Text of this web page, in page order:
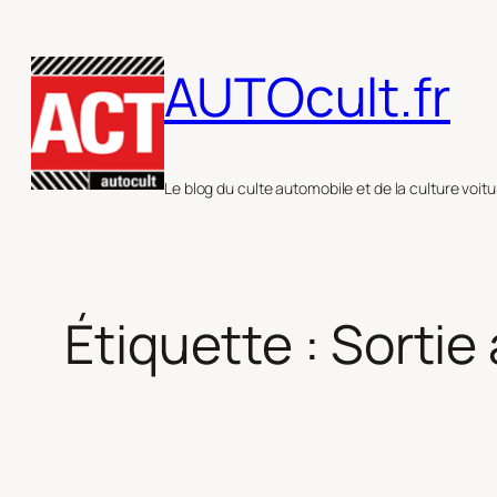
au
contenu
AUTOcult.fr
Le blog du culte automobile et de la culture
Étiquette : Sortie